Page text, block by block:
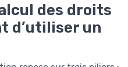
des droits
d’utiliser un